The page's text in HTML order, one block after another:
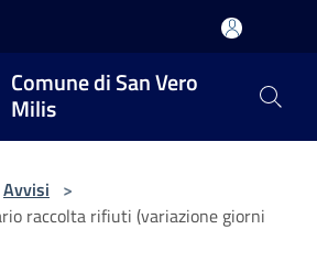
Comune di San Vero
Milis
Avvisi >
raccolta rifiuti (variazione giorni